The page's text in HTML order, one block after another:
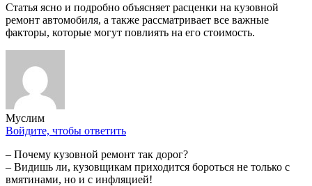
Статья ясно и подробно объясняет расценки на кузовной
ремонт автомобиля, а также рассматривает все важные
факторы, которые могут повлиять на его стоимость.
Муслим
Войдите, чтобы ответить
– Почему кузовной ремонт так дорог?
– Видишь ли, кузовщикам приходится бороться не только с
вмятинами, но и с инфляцией!